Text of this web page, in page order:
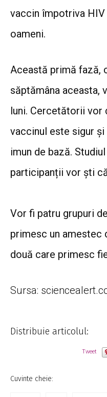
vaccin împotriva
oameni.
Această primă fază,
săptămâna aceasta,
luni. Cercetătorii vor
vaccinul este sigur și
imun de bază.
participanții vor ști
Vor fi patru grupuri
primesc un amestec
două care primesc
Sursa:
Distribuie articolul:
Tweet
Cuvinte cheie: